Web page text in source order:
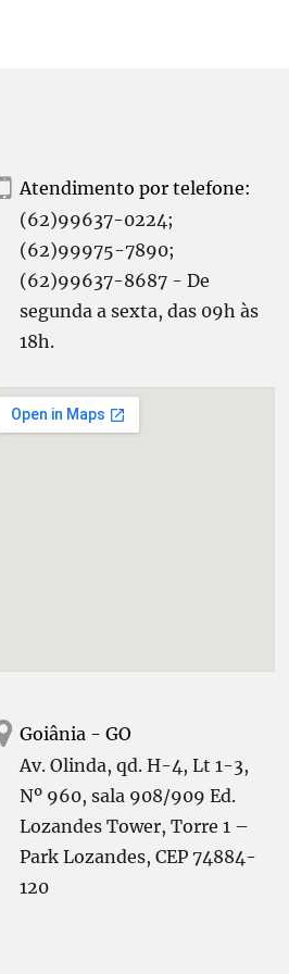
Atendimento por telefone:
(62)99637-0224;
(62)99975-7890;
(62)99637-8687 - De
segunda a sexta, das 09h às
18h.
Goiânia - GO
Av. Olinda, qd. H-4, Lt 1-3,
Nº 960, sala 908/909 Ed.
Lozandes Tower, Torre 1 –
Park Lozandes, CEP 74884-
120